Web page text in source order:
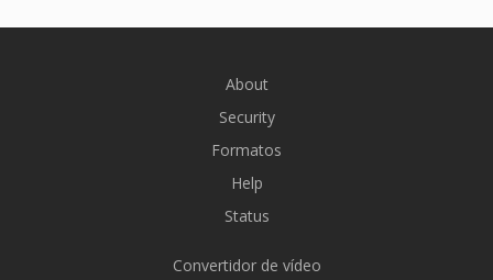
About
Security
Formatos
Help
Status
Convertidor de vídeo